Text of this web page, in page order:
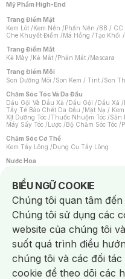
Mỹ Phẩm High-End
Trang Điểm Mặt
Kem Lót /Kem Nền /Phấn Nền /BB / CC
Che Khuyết Điểm /Má Hồng /Tạo Khối
Trang Điểm Mắt
Kẻ Mày /Kẻ Mắt /Phấn Mắt /Mascara
Trang Điểm Môi
Son Dưỡng Môi /Son Kem / Tint /Son
Chăm Sóc Tóc Và Da Đầu
Dầu Gội Và Dầu Xả /Dầu Gội /Dầu Xả /
Tẩy Tế Bào Chết Da Đầu /Mặt Nạ / Kem
Xịt Dưỡng Tóc /Thuốc Nhuộm Tóc /Sản
Máy Sấy Tóc /Lược /Bộ Chăm Sóc Tóc /
Chăm Sóc Cơ Thể
Kem Tẩy Lông /Dụng Cụ Tẩy Lông
Nước Hoa
Nước Hoa Nữ
Chăm Sóc Cá Nhân
Chống Muỗi /Khẩu Trang /Máy
Sản Phẩm Chăm Sóc Khác /Bàn Chải
Hỗ Trợ Trắng Răng/Kem Đánh Răng /
Tăm / Chỉ Nha Khoa/ Xịt Thơm Miệng /
Khăn Ướt Vệ Sinh Vùng Kín/Băng Vệ
Máy Cạo Râu
Vấn Đề Về Da
Da Dầu / Lỗ Chân Lông To/ Da Khô /
Da Nhạy Cảm / Kích Ứng
Da Xỉn Màu
Quầng Thâm & Bọng Mắt /Sẹo /Viêm
BIỂU NGỮ COOKIE
Notice about cookies usage
Chúng tôi quan tâm
Chúng tôi sử dụng các
website của chúng tôi
suốt quá trình điều
chúng tôi và các đối
cookie để theo dõi các